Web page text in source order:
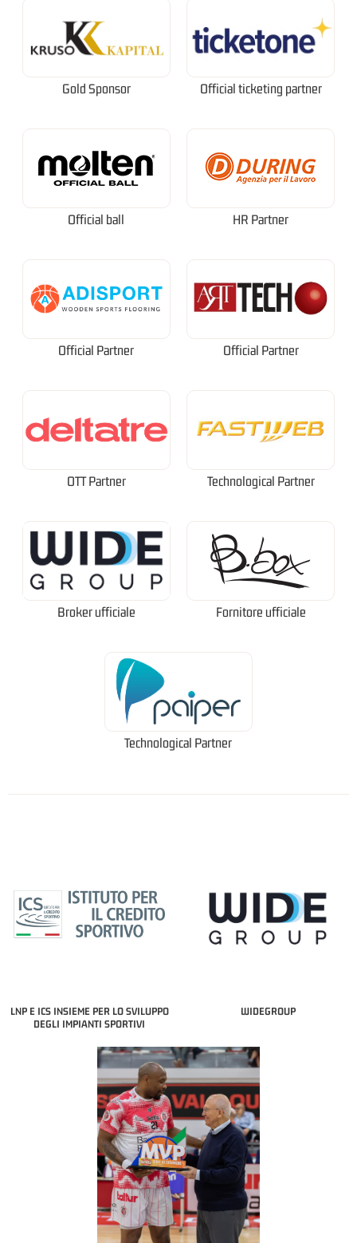
Gold Sponsor Official ticketing partner
Official ball HR Partner
Official Partner Official Partner
OTT Partner Technological Partner
Broker ufficiale Fornitore ufficiale
Technological Partner
LNP E ICS INSIEME PER LO SVILUPPO
DEGLI IMPIANTI SPORTIVI
WIDEGROUP